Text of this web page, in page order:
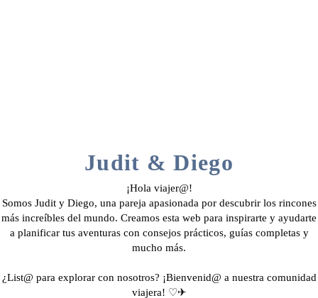
Judit & Diego
¡Hola viajer@!
Somos Judit y Diego, una pareja apasionada por descubrir los rincones
más increíbles del mundo. Creamos esta web para inspirarte y ayudarte
a planificar tus aventuras con consejos prácticos, guías completas y
mucho más.
¿List@ para explorar con nosotros? ¡Bienvenid@ a nuestra comunidad
viajera! ♡✈︎